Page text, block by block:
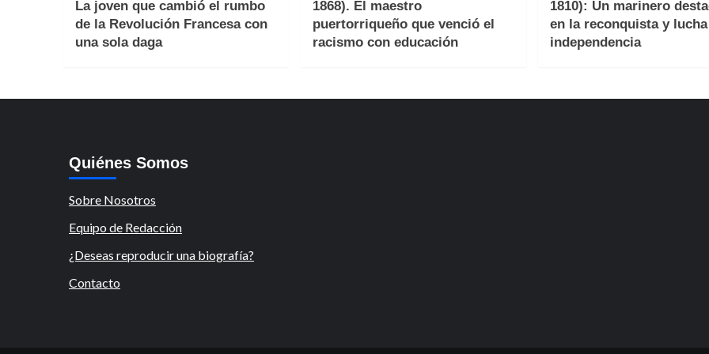
La joven que cambió el rumbo
de la Revolución Francesa con
una sola daga
1868). El maestro
puertorriqueño que venció el
racismo con educación
1810): Un marinero
en la reconquista y
independencia
Quiénes Somos
Sobre Nosotros
Equipo de Redacción
¿Deseas reproducir una biografía?
Contacto